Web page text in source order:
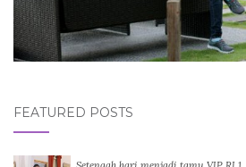
FEATURED POSTS